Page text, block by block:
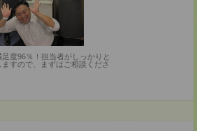
足度96％！担当者がしっかりと
ますので、まずはご相談くださ